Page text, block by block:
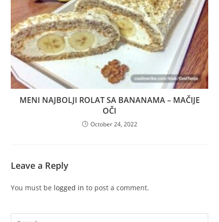
MENI NAJBOLJI ROLAT SA BANANAMA – MAČIJE
OČI
October 24, 2022
Leave a Reply
You must be logged in to post a comment.